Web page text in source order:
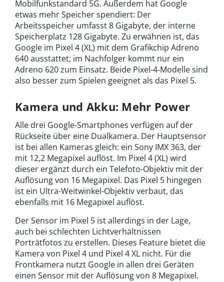
Mobilfunkstandard 5G. Außerdem hat Google
etwas mehr Speicher spendiert: Der
Arbeitsspeicher umfasst 8 Gigabyte, der interne
Speicherplatz 128 Gigabyte. Zu erwähnen ist, das
Google im Pixel 4 (XL) mit dem Grafikchip Adreno
640 ausstattet; im Nachfolger kommt nur ein
Adreno 620 zum Einsatz. Beide Pixel-4-Modelle sind
also besser zum Spielen geeignet als das Pixel 5.
Kamera und Akku: Mehr Power
Alle drei Google-Smartphones verfügen auf der
Rückseite über eine Dualkamera. Der Hauptsensor
ist bei allen Kameras gleich: ein Sony IMX 363, der
mit 12,2 Megapixel auflöst. Im Pixel 4 (XL) wird
dieser ergänzt durch ein Telefoto-Objektiv mit der
Auflösung von 16 Megapixel. Das Pixel 5 hingegen
ist ein Ultra-Weitwinkel-Objektiv verbaut, das
ebenfalls mit 16 Megapixel auflöst.
Der Sensor im Pixel 5 ist allerdings in der Lage,
auch bei schlechten Lichtverhältnissen
Porträtfotos zu erstellen. Dieses Feature bietet die
Kamera von Pixel 4 und Pixel 4 XL nicht. Für die
Frontkamera nutzt Google in allen drei Geräten
einen Sensor mit der Auflösung von 8 Megapixel.